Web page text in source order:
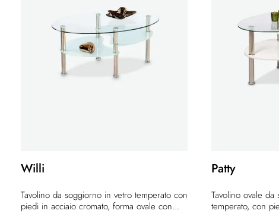
Willi
Tavolino da soggiorno in vetro temperato con
piedi in acciaio cromato, forma ovale con...
Patty
Tavolino ovale
temperato, con